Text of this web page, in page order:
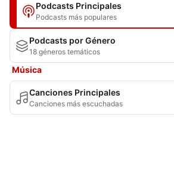
Podcasts Principales
Podcasts más populares
Podcasts por Género
18 géneros temáticos
Música
Canciones Principales
Canciones más escuchadas